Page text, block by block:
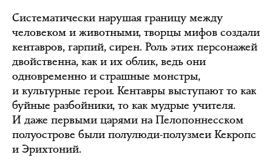
Систематически нарушая границу между
человеком и животными, творцы мифов создали
кентавров, гарпий, сирен. Роль этих персонажей
двойственна, как и их облик, ведь они
одновременно и страшные монстры,
и культурные герои. Кентавры выступают то как
буйные разбойники, то как мудрые учителя.
И даже первыми царями на Пелопоннесском
полуострове были полулюди-полузмеи Кекропс
и Эрихтоний.